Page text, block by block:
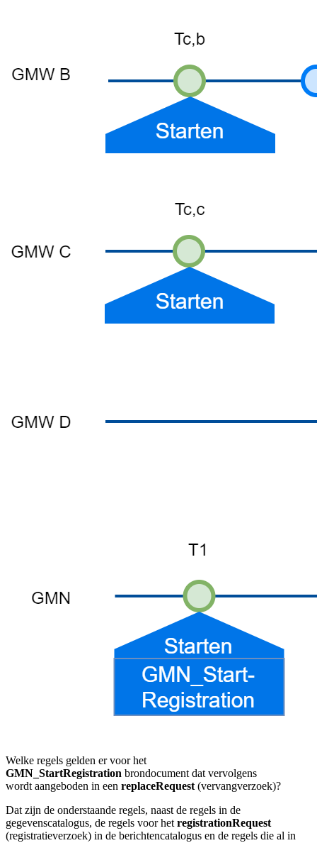
Welke regels gelden er voor het
GMN_StartRegistration brondocument dat vervolgens
wordt aangeboden in een replaceRequest (vervangverzoek)?
Dat zijn de onderstaande regels, naast de regels in de
gegevenscatalogus, de regels voor het registrationRequest
(registratieverzoek) in de berichtencatalogus en de regels die al in